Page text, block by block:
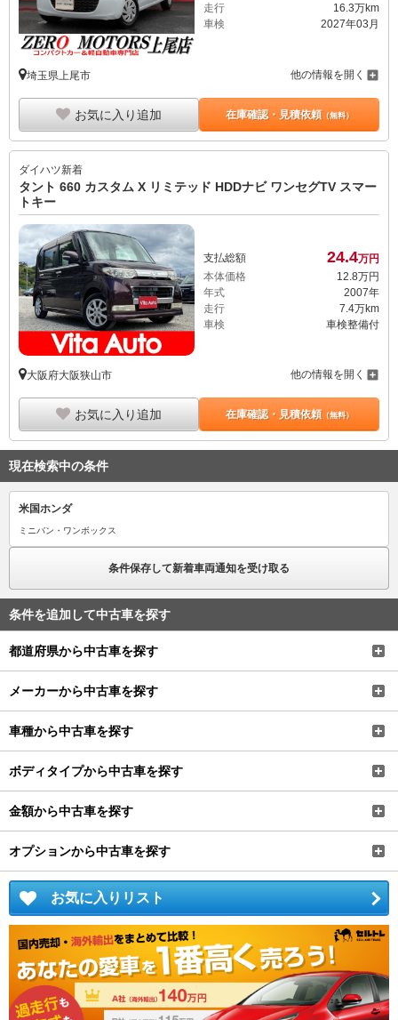
走行
16.3万km
車検
2027年03月
埼玉県上尾市 他の情報を開く
お気に入り追加 在庫確認・見積依頼（無料）
ダイハツ新着
タント 660 カスタム X リミテッド HDDナビ ワンセグTV スマー
トキー
支払総額 24.4万円
本体価格
12. 8万円
年式
2007年
走行
7.4万km
車検
車検整備付
大阪府大阪狭山市 他の情報を開く
お気に入り追加 在庫確認・見積依頼（無料）
現在検索中の条件
米国ホンダ
ミニバン・ワンボックス
条件保存して新着車両通知を受け取る
条件を追加して中古車を探す
都道府県から中古車を探す
メーカーから中古車を探す
車種から中古車を探す
ボディタイプから中古車を探す
金額から中古車を探す
オプションから中古車を探す
お気に入りリスト